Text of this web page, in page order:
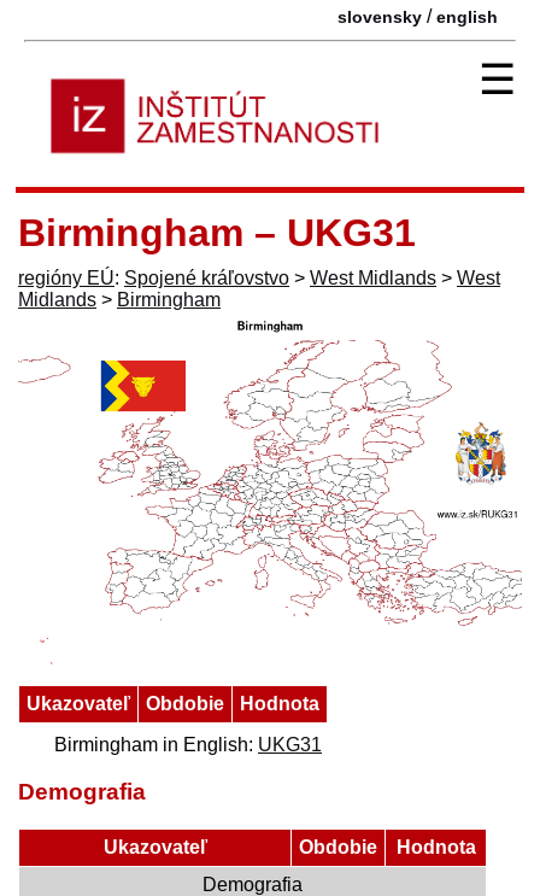
slovensky /english
☰
Birmingham – UKG31
regióny EÚ: Spojené kráľovstvo > West Midlands > West
Midlands > Birmingham
Ukazovateľ Obdobie
Hodnota
Birmingham in English: UKG31
Demografia
Ukazovateľ Obdobie
Hodnota
Demografia